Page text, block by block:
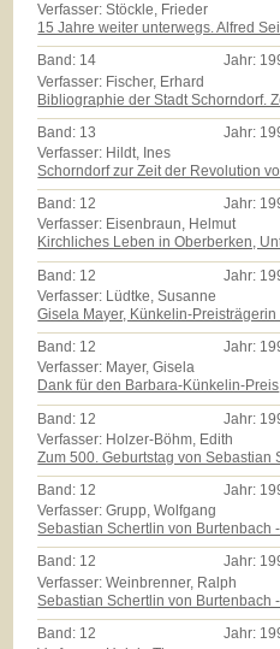
Verfasser: Stöckle, Frieder
15 Jahre weiter unterwegs. Alfred
Band: 14 Jahr:
Verfasser: Fischer, Erhard
Bibliographie der Stadt Schorndorf.
Band: 13 Jahr:
Verfasser: Hildt, Ines
Schorndorf zur Zeit der Revolution
Band: 12 Jahr:
Verfasser: Eisenbraun, Helmut
Kirchliches Leben in Oberberken,
Band: 12 Jahr:
Verfasser: Lüdtke, Susanne
Gisela Mayer, Künkelin-
Band: 12 Jahr:
Verfasser: Mayer, Gisela
Dank für den Barbara-Künkelin-Preis
Band: 12 Jahr:
Verfasser: Holzer-Böhm, Edith
Zum 500. Geburtstag von Sebastian
Band: 12 Jahr:
Verfasser: Grupp, Wolfgang
Sebastian Schertlin von Burtenbach
Band: 12 Jahr:
Verfasser: Weinbrenner, Ralph
Sebastian Schertlin von Burtenbach -
Band: 12 Jahr: